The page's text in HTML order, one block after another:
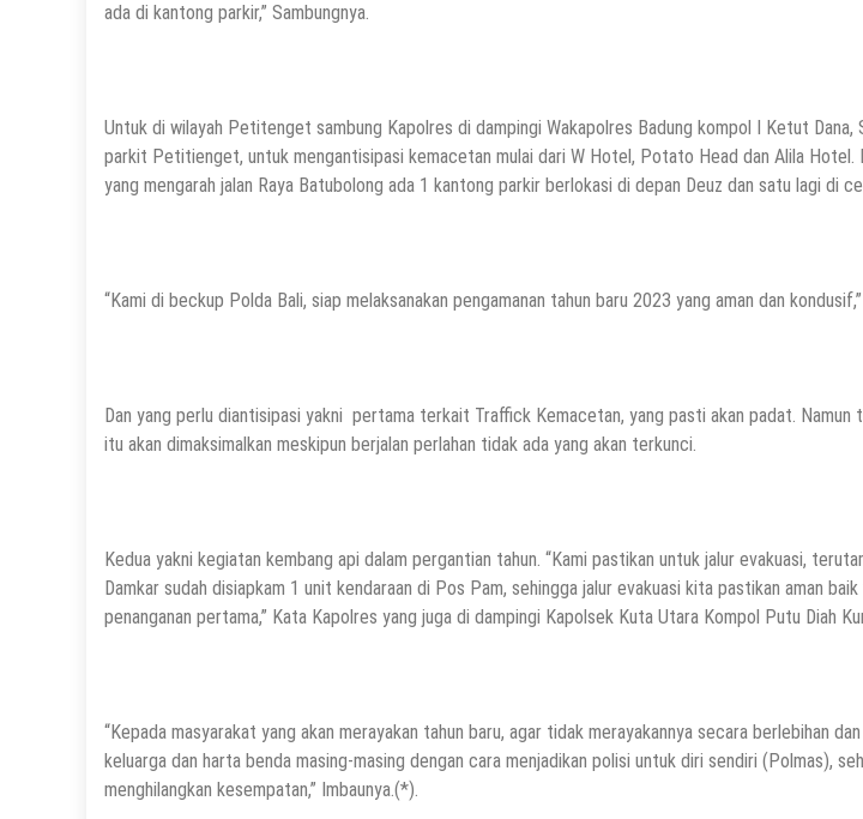
ada di kantong parkir,” Sambungnya.
Untuk di wilayah Petitenget sambung Kapolres di dampingi Wakapolres Badung kompol I Ketut
parkit Petitienget, untuk mengantisipasi kemacetan mulai dari W Hotel, Potato Head dan Alila Hotel.
yang mengarah jalan Raya Batubolong ada 1 kantong parkir berlokasi di depan Deuz dan satu lagi di
“Kami di beckup Polda Bali, siap melaksanakan pengamanan tahun baru 2023 yang aman dan
Dan yang perlu diantisipasi yakni pertama terkait Traffick Kemacetan, yang pasti akan padat. Namun
itu akan dimaksimalkan meskipun berjalan perlahan tidak ada yang akan terkunci.
Kedua yakni kegiatan kembang api dalam pergantian tahun. “Kami pastikan untuk jalur evakuasi,
Damkar sudah disiapkam 1 unit kendaraan di Pos Pam, sehingga jalur evakuasi kita pastikan aman
penanganan pertama,” Kata Kapolres yang juga di dampingi Kapolsek Kuta Utara Kompol Putu Diah
“Kepada masyarakat yang akan merayakan tahun baru, agar tidak merayakannya secara berlebihan
keluarga dan harta benda masing-masing dengan cara menjadikan polisi untuk diri sendiri (Polmas),
menghilangkan kesempatan,” Imbaunya.(*).